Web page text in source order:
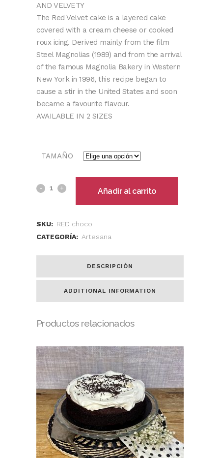
AND VELVETY
The Red Velvet cake is a layered cake
covered with a cream cheese or cooked
roux icing. Derived mainly from the film
Steel Magnolias (1989) and from the arrival
of the famous Magnolia Bakery in Western
New York in 1996, this recipe began to
cause a stir in the United States and soon
became a favourite flavour.
AVAILABLE IN 2 SIZES
TAMAÑO
Añadir al carrito
SKU: RED choco
CATEGORÍA: Artesana
DESCRIPCIÓN
ADDITIONAL INFORMATION
Productos relacionados